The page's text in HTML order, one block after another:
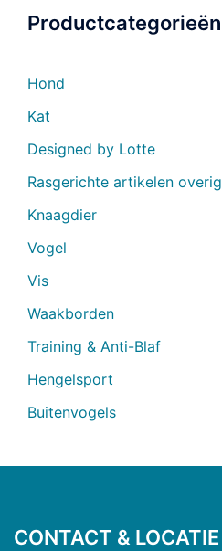
Productcategorieën
Hond
Kat
Designed by Lotte
Rasgerichte artikelen overig
Knaagdier
Vogel
Vis
Waakborden
Training & Anti-Blaf
Hengelsport
Buitenvogels
CONTACT & LOCATIE